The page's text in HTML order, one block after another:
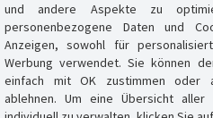
und andere Aspekte zu
personenbezogene Daten und
Anzeigen, sowohl für
Werbung verwendet. Sie können
einfach mit OK zustimmen oder
ablehnen. Um eine Übersicht